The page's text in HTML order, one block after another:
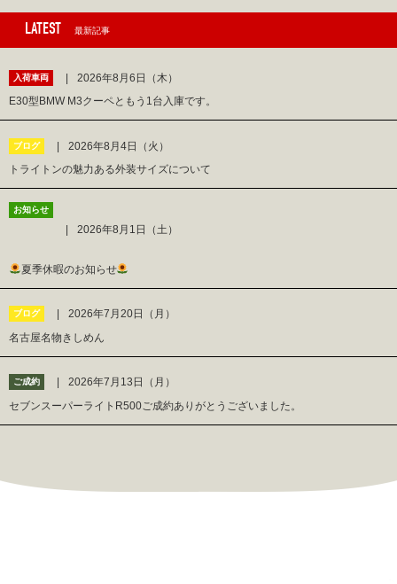
LATEST 最新記事
入荷車両
2026年8月6日（木）
E30型BMW M3クーペともう1台入庫です。
ブログ
2026年8月4日（火）
トライトンの魅力ある外装サイズについて
お知らせ
2026年8月1日（土）
夏季休暇のお知らせ
ブログ
2026年7月20日（月）
名古屋名物きしめん
ご成約
2026年7月13日（月）
セブンスーパーライトR500ご成約ありがとうございました。